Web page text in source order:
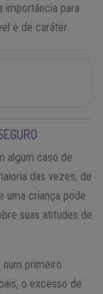
importância para
e de caráter.
algum caso de
das vezes, de
uma criança pode
suas atitudes de
primeiro
o excesso de